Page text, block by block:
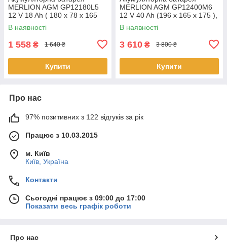
MERLION AGM GP12180L5
12 V 18 Ah ( 180 x 78 x 165
(168)), 4.65 kg Q4/192
В наявності
1 558 ₴ 1 640 ₴
Купити
MERLION AGM GP12400M6
12 V 40 Ah (196 x 165 x 175 ),
11.9 kg Q1/96
В наявності
3 610 ₴ 3 800 ₴
Купити
Про нас
97% позитивних з 122 відгуків за рік
Працює з 10.03.2015
м. Київ
Київ, Україна
Контакти
Сьогодні працює з 09:00 до 17:00
Показати весь графік роботи
Про нас